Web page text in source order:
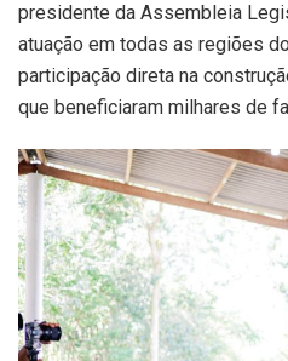
presidente da Assembleia
atuação em todas as regiões
participação direta na
que beneficiaram milhares de